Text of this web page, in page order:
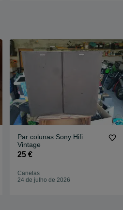
Par colunas Sony Hifi
Vintage
25 €
Canelas
24 de julho de 2026